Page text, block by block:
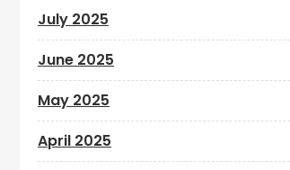
July 2025
June 2025
May 2025
April 2025